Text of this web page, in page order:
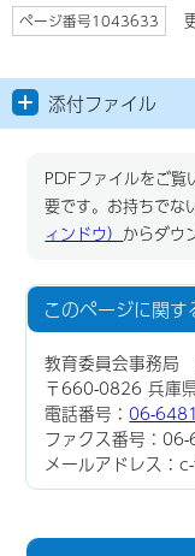
ページ番号1043633
添付ファイル
PDFファイルをご
要です。お持ちでな
ィンドウ） からダウ
このページに関す
教育委員会事務
〒660-0826 兵庫
電話番号：06-
ファクス番号：
メールアドレス：